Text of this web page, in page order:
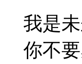
我是
你不